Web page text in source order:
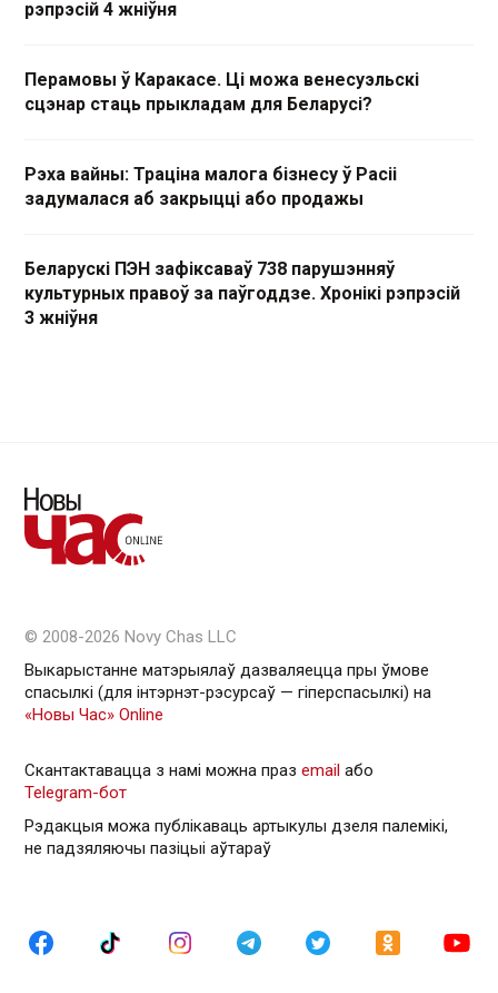
рэпрэсій 4 жніўня
Перамовы ў Каракасе. Ці можа венесуэльскі
сцэнар стаць прыкладам для Беларусі?
Рэха вайны: Траціна малога бізнесу ў Расіі
задумалася аб закрыцці або продажы
Беларускі ПЭН зафіксаваў 738 парушэнняў
культурных правоў за паўгоддзе. Хронікі рэпрэсій
3 жніўня
© 2008-2026 Novy Chas LLC
Выкарыстанне матэрыялаў дазваляецца пры ўмове
спасылкі (для інтэрнэт-рэсурсаў — гiперспасылкi) на
«Новы Час» Online
Скантактавацца з намі можна праз email або
Telegram-бот
Рэдакцыя можа публікаваць артыкулы дзеля палемікі,
не падзяляючы пазіцыі аўтараў